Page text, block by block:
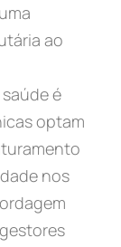
ao
é
optam
nos